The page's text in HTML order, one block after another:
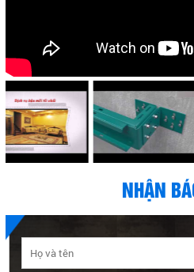
NHẬN